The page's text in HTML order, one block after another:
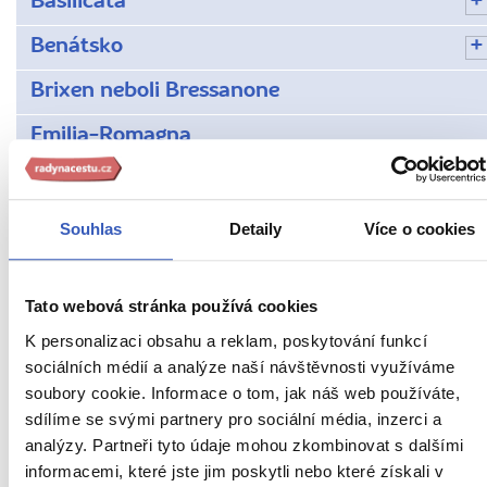
Souhlas Detaily Více o cookies
Tato webová stránka používá cookies
K personalizaci obsahu a reklam, poskytování funkcí
sociálních médií a analýze naší návštěvnosti využíváme
soubory cookie. Informace o tom, jak náš web používáte,
sdílíme se svými partnery pro sociální média, inzerci a
analýzy. Partneři tyto údaje mohou zkombinovat s dalšími
informacemi, které jste jim poskytli nebo které získali v
Benátsko
Brixen neboli Bressanone
Emilia-Romagna
Furlansko-Julské Benátsko
Italská města
Kampánie
Amalfinské pobřeží
Capri
Caserta